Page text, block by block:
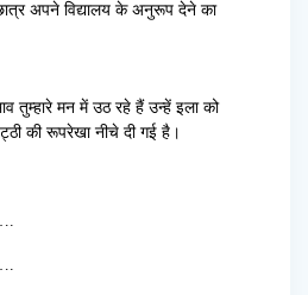
अपने विद्यालय के अनुरूप देने का
तुम्हारे मन में उठ रहे हैं उन्हें इला को
की रूपरेखा नीचे दी गई है।